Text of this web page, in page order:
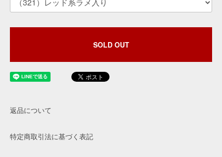
SOLD OUT
返品について
特定商取引法に基づく表記